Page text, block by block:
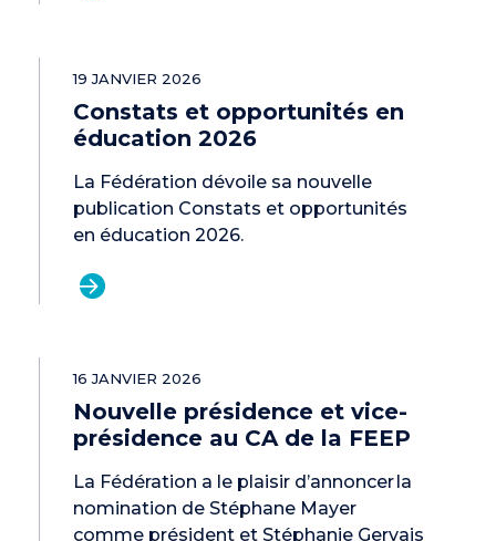
19 JANVIER 2026
Constats et opportunités en
éducation 2026
La Fédération dévoile sa nouvelle
publication Constats et opportunités
en éducation 2026.
16 JANVIER 2026
Nouvelle présidence et vice-
présidence au CA de la FEEP
La Fédération a le plaisir d’annoncer la
nomination de Stéphane Mayer
comme président et Stéphanie Gervais